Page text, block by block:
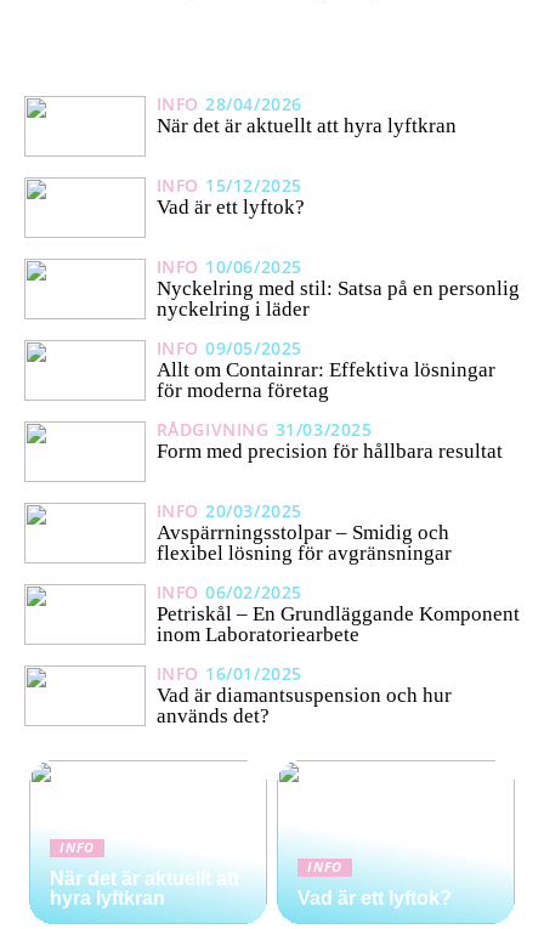
INFO 28/04/2026
När det är aktuellt att hyra lyftkran
INFO 15/12/2025
Vad är ett lyftok?
INFO 10/06/2025
Nyckelring med stil: Satsa på en personlig
nyckelring i läder
INFO 09/05/2025
Allt om Containrar: Effektiva lösningar
för moderna företag
RÅDGIVNING 31/03/2025
Form med precision för hållbara resultat
INFO 20/03/2025
Avspärrningsstolpar – Smidig och
flexibel lösning för avgränsningar
INFO 06/02/2025
Petriskål – En Grundläggande Komponent
inom Laboratoriearbete
INFO 16/01/2025
Vad är diamantsuspension och hur
används det?
INFO
När det är aktuellt att
hyra lyftkran
INFO
Vad är ett lyftok?